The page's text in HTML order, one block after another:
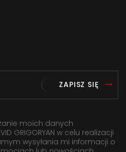
ZAPISZ SIĘ
moich danych
GRIGORYAN w celu realizacji
wysyłania mi informacji o